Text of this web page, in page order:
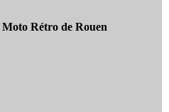
Rétro de Rouen